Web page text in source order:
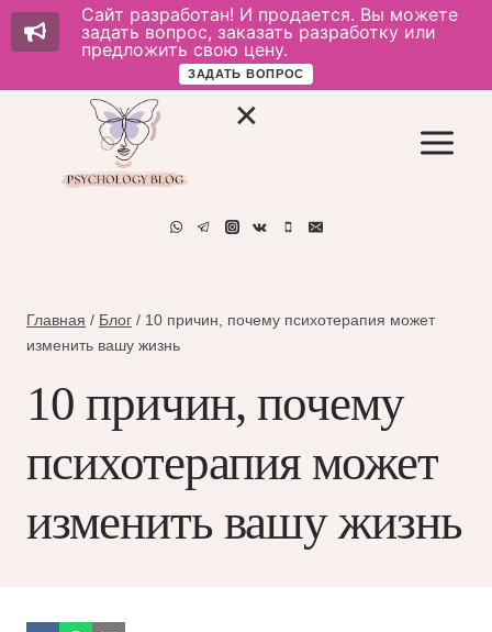
содержимому
Главная / Блог / 10 причин, почему психотерапия может
изменить вашу жизнь
10 причин, почему
психотерапия может
изменить вашу жизнь
Сайт разработан! И продается. Вы можете
задать вопрос, заказать разработку или
предложить свою цену.
ЗАДАТЬ ВОПРОС